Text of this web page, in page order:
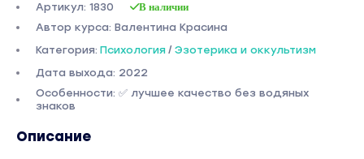
Артикул: 1830 В наличии
Автор курса: Валентина Красина
Категория: Психология / Эзотерика и оккультизм
Дата выхода: 2022
Особенности: ✅ лучшее качество без водяных
знаков
Описание